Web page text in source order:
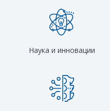
Наука и инновации